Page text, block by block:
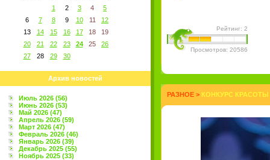
1
2 3 4
5
6
7 8 9 10 11
12
13
14 15 16 17 18
19
20
21 22 23 24 25
26
27
28 29 30
Архив новостей
Июль 2026 (56)
Июнь 2026 (53)
Май 2026 (47)
Апрель 2026 (59)
Март 2026 (47)
Февраль 2026 (46)
Январь 2026 (39)
Декабрь 2025 (55)
Ноябрь 2025 (33)
Рейтинг: 2
Просмотров: 20586
РАЗНОЕ > КОНКУРС КРАСОТЫ